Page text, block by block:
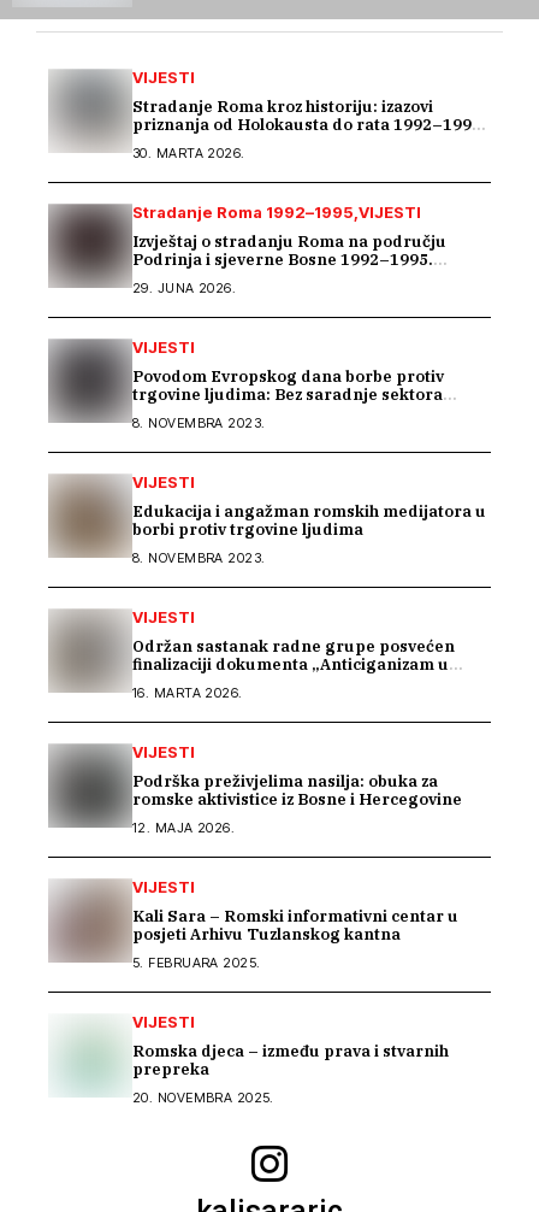
VIJESTI
Stradanje Roma kroz historiju: izazovi
priznanja od Holokausta do rata 1992–1995
30. MARTA 2026.
Stradanje Roma 1992–1995 VIJESTI
Izvještaj o stradanju Roma na području
Podrinja i sjeverne Bosne 1992–1995.
29. JUNA 2026.
VIJESTI
Povodom Evropskog dana borbe protiv
trgovine ljudima: Bez saradnje sektora
8. NOVEMBRA 2023.
VIJESTI
Edukacija i angažman romskih medijatora u
borbi protiv trgovine ljudima
8. NOVEMBRA 2023.
VIJESTI
Održan sastanak radne grupe posvećen
finalizaciji dokumenta „Anticiganizam u
16. MARTA 2026.
VIJESTI
Podrška preživjelima nasilja: obuka za
romske aktivistice iz Bosne i Hercegovine
12. MAJA 2026.
VIJESTI
Kali Sara – Romski informativni centar u
posjeti Arhivu Tuzlanskog kantna
5. FEBRUARA 2025.
VIJESTI
Romska djeca – između prava i stvarnih
prepreka
20. NOVEMBRA 2025.